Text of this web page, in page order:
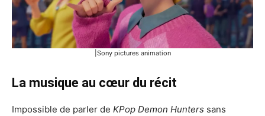
|Sony pictures animation
La musique au cœur du récit
Impossible de parler de KPop Demon Hunters sans